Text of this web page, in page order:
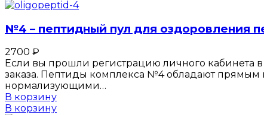
№4 – пептидный пул для оздоровления
2700 ₽
Если вы прошли регистрацию личного кабинета
заказа. Пептиды комплекса №4 обладают
нормализующими…
В корзину
В корзину